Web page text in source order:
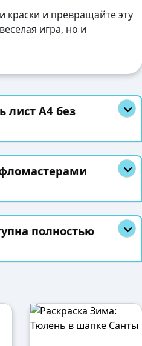
и превращайте эту
игра, но и
лист А4 без
полностью